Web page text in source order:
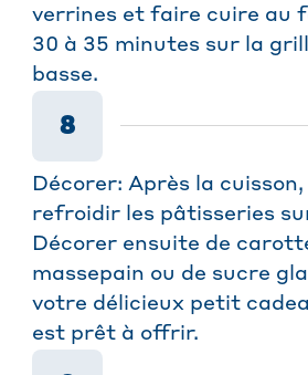
verrines et faire cuire au
30 à 35 minutes sur la
basse.
8
Décorer: Après la
refroidir les pâtisseries
Décorer ensuite de
massepain ou de sucre
votre délicieux petit
est prêt à offrir.